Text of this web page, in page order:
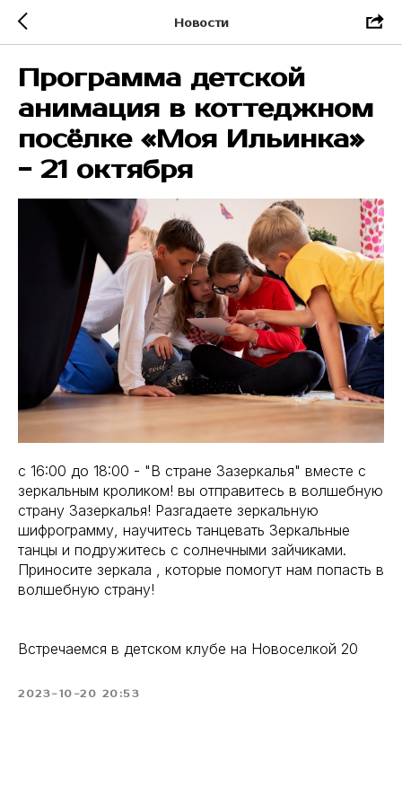
Новости
Программа детской
анимация в коттеджном
посёлке «Моя Ильинка»
- 21 октября
с 16:00 до 18:00 - "В стране Зазеркалья" вместе с
зеркальным кроликом! вы отправитесь в волшебную
страну Зазеркалья! Разгадаете зеркальную
шифрограмму, научитесь танцевать Зеркальные
танцы и подружитесь с солнечными зайчиками.
Приносите зеркала , которые помогут нам попасть в
волшебную страну!
Встречаемся в детском клубе на Новоселкой 20
2023-10-20 20:53